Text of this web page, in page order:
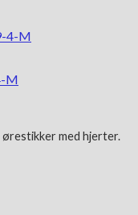
M
ørestikker med hjerter.